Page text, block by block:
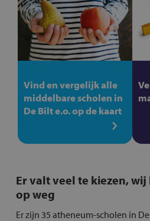
Vind en vergelijk alle
middelbare scholen in
De Bilt e.o. op de kaart
Er valt veel te kiezen,
op weg
Er zijn 35 atheneum-scholen in